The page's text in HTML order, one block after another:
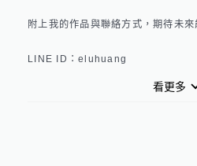
附上我的作品與聯絡方式，期待未來
LINE ID：eluhuang
看更多